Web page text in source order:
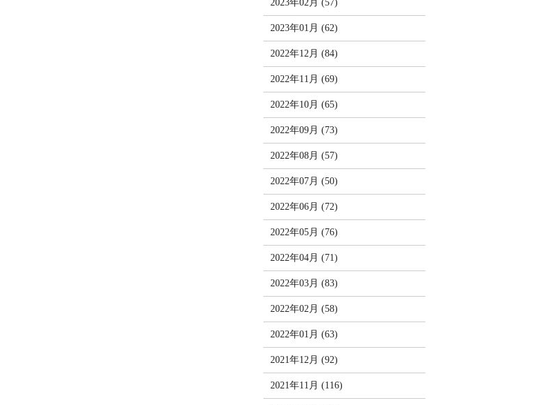
2023年02月 (57)
2023年01月 (62)
2022年12月 (84)
2022年11月 (69)
2022年10月 (65)
2022年09月 (73)
2022年08月 (57)
2022年07月 (50)
2022年06月 (72)
2022年05月 (76)
2022年04月 (71)
2022年03月 (83)
2022年02月 (58)
2022年01月 (63)
2021年12月 (92)
2021年11月 (116)